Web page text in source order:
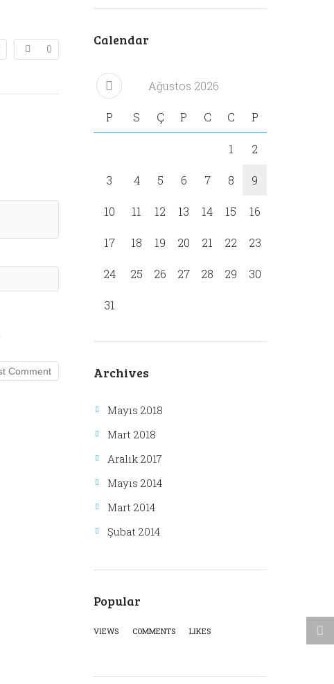
0
Calendar
Ağustos 2026
P S Ç P C C P
1 2
3 4 5 6 7 8 9
10 11 12 13 14 15 16
17 18 19 20 21 22 23
24 25 26 27 28 29 30
31
Archives
Mayıs 2018
Mart 2018
Aralık 2017
Mayıs 2014
Mart 2014
Şubat 2014
Popular
VIEWS COMMENTS LIKES